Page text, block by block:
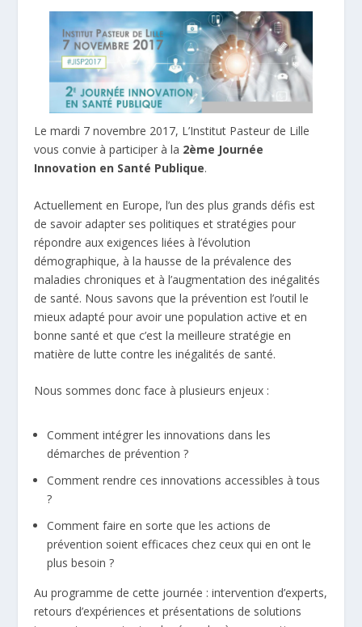
Le mardi 7 novembre 2017, L’Institut Pasteur de Lille
vous convie à participer à la 2ème Journée
Innovation en Santé Publique.
Actuellement en Europe, l’un des plus grands défis est
de savoir adapter ses politiques et stratégies pour
répondre aux exigences liées à l’évolution
démographique, à la hausse de la prévalence des
maladies chroniques et à l’augmentation des inégalités
de santé. Nous savons que la prévention est l’outil le
mieux adapté pour avoir une population active et en
bonne santé et que c’est la meilleure stratégie en
matière de lutte contre les inégalités de santé.
Nous sommes donc face à plusieurs enjeux :
Comment intégrer les innovations dans les
démarches de prévention ?
Comment rendre ces innovations accessibles à tous
?
Comment faire en sorte que les actions de
prévention soient efficaces chez ceux qui en ont le
plus besoin ?
Au programme de cette journée : intervention d’experts,
retours d’expériences et présentations de solutions